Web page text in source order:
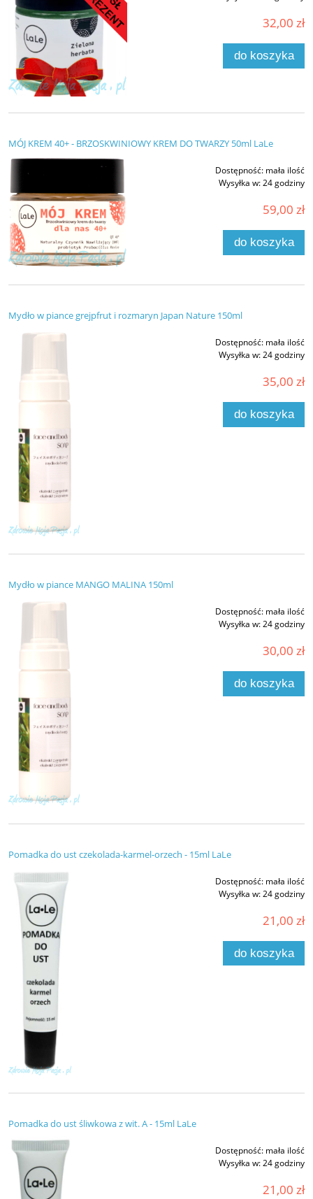
32,00 zł
do koszyka
MÓJ KREM 40+ - BRZOSKWINIOWY KREM DO TWARZY 50ml LaLe
Dostępność: mała ilość
Wysyłka w:24 godziny
59,00 zł
do koszyka
Mydło w piance grejpfrut i rozmaryn Japan Nature 150ml
Dostępność: mała ilość
Wysyłka w:24 godziny
35,00 zł
do koszyka
Mydło w piance MANGO MALINA 150ml
Dostępność: mała ilość
Wysyłka w:24 godziny
30,00 zł
do koszyka
Pomadka do ust czekolada-karmel-orzech - 15ml LaLe
Dostępność: mała ilość
Wysyłka w:24 godziny
21,00 zł
do koszyka
Pomadka do ust śliwkowa z wit. A - 15ml LaLe
Dostępność: mała ilość
Wysyłka w:24 godziny
21,00 zł